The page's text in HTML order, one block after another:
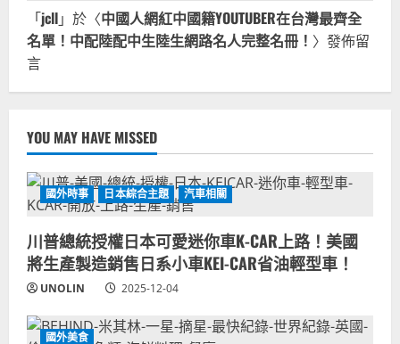
「jcll」於〈中國人網紅中國籍YOUTUBER在台灣最齊全
名單！中配陸配中生陸生網路名人完整名冊！ 〉發佈留
言
YOU MAY HAVE MISSED
國外時事 日本綜合主題 汽車相關
川普總統授權日本可愛迷你車K-CAR上路！美國
將生產製造銷售日系小車KEI-CAR省油輕型車！
UNOLIN 2025-12-04
國外美食